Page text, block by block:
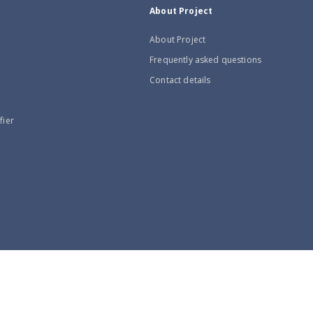
About Project
About Project
Frequently asked questions
Contact details